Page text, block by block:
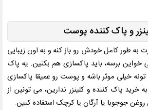
و پاک کننده پوست
به طور کامل خودش رو باز کنه و به اون زیبایی
برسه، باید پاکسازی هم بکنین. یه پاک
تونه خیلی موثر باشه و پوست رو عمیقا پاکسازی
خرید پاک کننده و کلینزر ندارین، می تونین از
جوجوبا یا آرگان یا کرچک استفاده کنین.